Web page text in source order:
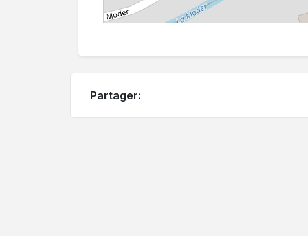
Partager: